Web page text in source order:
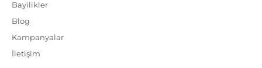
Bayilikler
Blog
Kampanyalar
İletişim